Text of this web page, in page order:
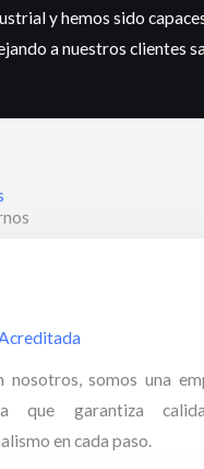
y hemos sido
a nuestros clientes
nosotros, somos una
que garantiza
en cada paso.